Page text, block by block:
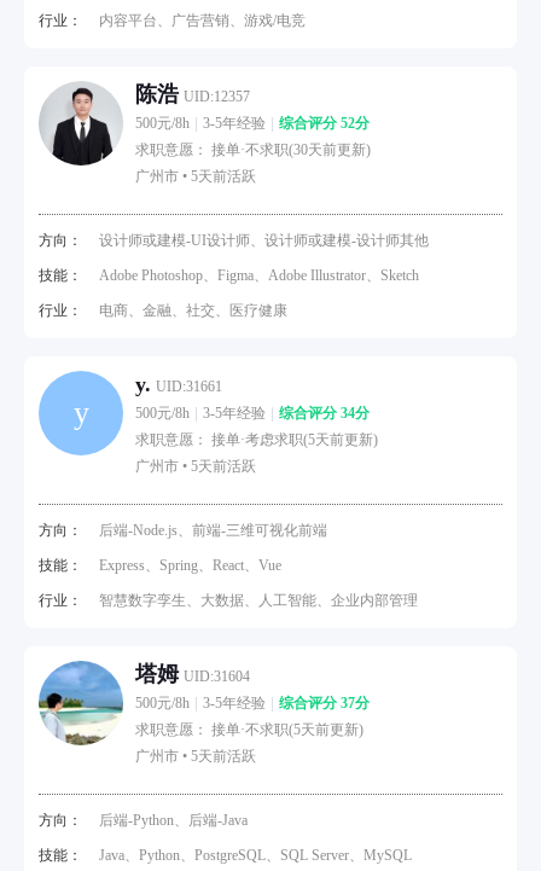
行业： 内容平台、广告营销、游戏/电竞
陈浩 UID:12357
500元/8h
3-5年经验
综合评分 52分
求职意愿： 接单·不求职(30天前更新)
广州市 • 5天前活跃
方向： 设计师或建模-UI设计师、设计师或建模-设计师其他
技能： Adobe Photoshop、Figma、Adobe Illustrator、Sketch
行业： 电商、金融、社交、医疗健康
y
y. UID:31661
500元/8h
3-5年经验
综合评分 34分
求职意愿： 接单·考虑求职(5天前更新)
广州市 • 5天前活跃
方向： 后端-Node.js、前端-三维可视化前端
技能： Express、Spring、React、Vue
行业： 智慧数字孪生、大数据、人工智能、企业内部管理
塔姆 UID:31604
500元/8h
3-5年经验
综合评分 37分
求职意愿： 接单·不求职(5天前更新)
广州市 • 5天前活跃
方向： 后端-Python、后端-Java
技能： Java、Python、PostgreSQL、SQL Server、MySQL